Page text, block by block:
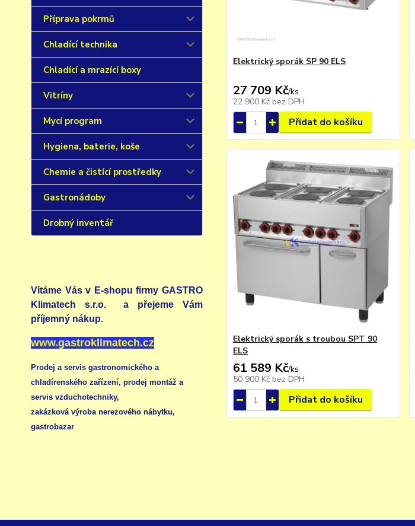
Příprava pokrmů
Chladící technika
Chladící a mrazící boxy
Vitríny
Mycí program
Hygiena, baterie, koše
Chemie a čistící prostředky
Gastronádoby
Drobný inventář
Vítáme Vás v E-shopu firmy GASTRO
Klimatech s.r.o. a přejeme Vám
příjemný nákup.
www.gastroklimatech.cz
Prodej a servis gastronomického a
chladírenského zařízení, prodej montáž a
servis vzduchotechniky,
zakázková výroba nerezového nábytku,
gastrobazar
Elektrický sporák SP 90 ELS
27 709 Kč/ks
22 900 Kč bez DPH
Přidat do košíku
Elektrický sporák s troubou SPT 90
ELS
61 589 Kč/ks
50 900 Kč bez DPH
Přidat do košíku